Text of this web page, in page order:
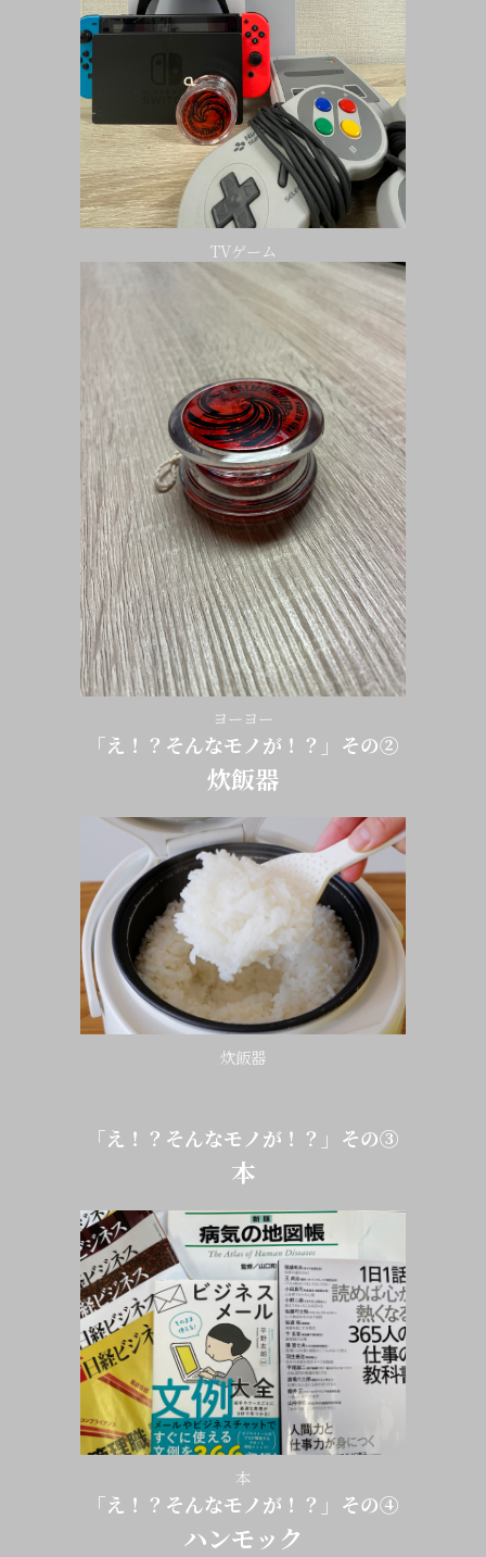
TVゲーム
ヨーヨー
「え！？そんなモノが！？」その②
炊飯器
炊飯器
「え！？そんなモノが！？」その③
本
本
「え！？そんなモノが！？」その④
ハンモック